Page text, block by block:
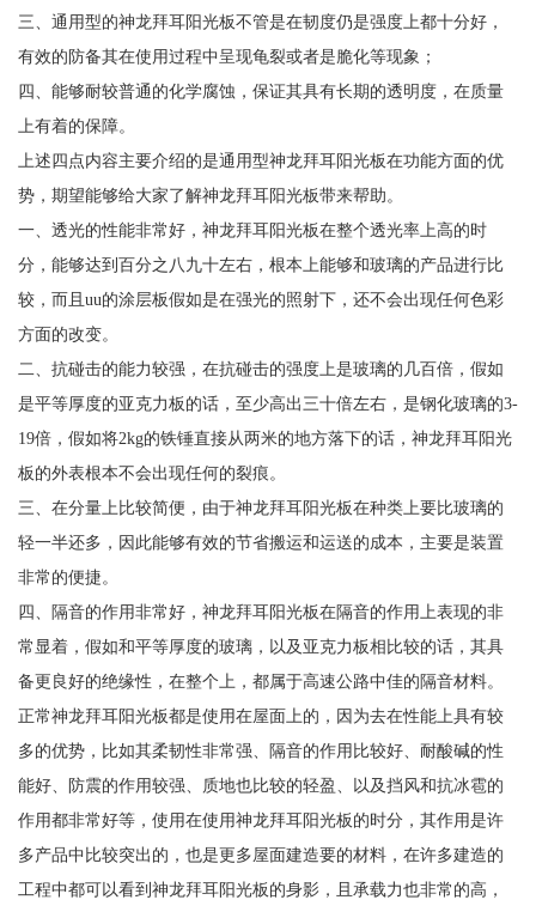
三、通用型的神龙拜耳阳光板不管是在韧度仍是强度上都十分好，
有效的防备其在使用过程中呈现龟裂或者是脆化等现象；
四、能够耐较普通的化学腐蚀，保证其具有长期的透明度，在质量
上有着的保障。
上述四点内容主要介绍的是通用型神龙拜耳阳光板在功能方面的优
势，期望能够给大家了解神龙拜耳阳光板带来帮助。
一、透光的性能非常好，神龙拜耳阳光板在整个透光率上高的时
分，能够达到百分之八九十左右，根本上能够和玻璃的产品进行比
较，而且uu的涂层板假如是在强光的照射下，还不会出现任何色彩
方面的改变。
二、抗碰击的能力较强，在抗碰击的强度上是玻璃的几百倍，假如
是平等厚度的亚克力板的话，至少高出三十倍左右，是钢化玻璃的3-
19倍，假如将2kg的铁锤直接从两米的地方落下的话，神龙拜耳阳光
板的外表根本不会出现任何的裂痕。
三、在分量上比较简便，由于神龙拜耳阳光板在种类上要比玻璃的
轻一半还多，因此能够有效的节省搬运和运送的成本，主要是装置
非常的便捷。
四、隔音的作用非常好，神龙拜耳阳光板在隔音的作用上表现的非
常显着，假如和平等厚度的玻璃，以及亚克力板相比较的话，其具
备更良好的绝缘性，在整个上，都属于高速公路中佳的隔音材料。
正常神龙拜耳阳光板都是使用在屋面上的，因为去在性能上具有较
多的优势，比如其柔韧性非常强、隔音的作用比较好、耐酸碱的性
能好、防震的作用较强、质地也比较的轻盈、以及挡风和抗冰雹的
作用都非常好等，使用在使用神龙拜耳阳光板的时分，其作用是许
多产品中比较突出的，也是更多屋面建造要的材料，在许多建造的
工程中都可以看到神龙拜耳阳光板的身影，且承载力也非常的高，